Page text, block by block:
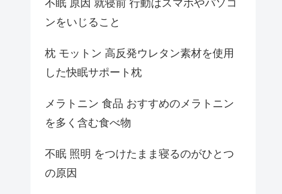
不眠 原因 就寝前 行動はスマホやパソコ
ンをいじること
枕 モットン 高反発ウレタン素材を使用
した快眠サポート枕
メラトニン 食品 おすすめのメラトニン
を多く含む食べ物
不眠 照明 をつけたまま寝るのがひとつ
の原因